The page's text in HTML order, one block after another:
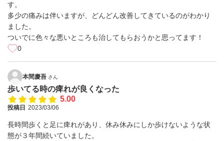
す。
多少の痛みは伴いますが、どんどん改善してきているのがわかり
ました。
ついでに色々な悪いところも治してもらおうかと思ってます！
0
本間慶吾 さん
歩いてる時の痺れが良くなった
5.00
投稿日 2023/03/06
長時間歩くと足に痺れがあり、休み休みにしか歩けないような状
態が３年間続いていました。